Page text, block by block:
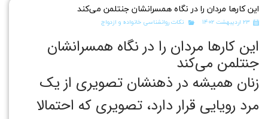
این کارها مردان را در نگاه همسرانشان جنتلمن می‌کند
۲۳ اردیبهشت ۱۴۰۲ نکات روانشناسی خانواده و ازدواج
این کارها مردان را در نگاه همسرانشان
جنتلمن می‌کند
زنان همیشه در ذهنشان تصویری از یک
مرد رویایی قرار دارد، تصویری که احتمالا